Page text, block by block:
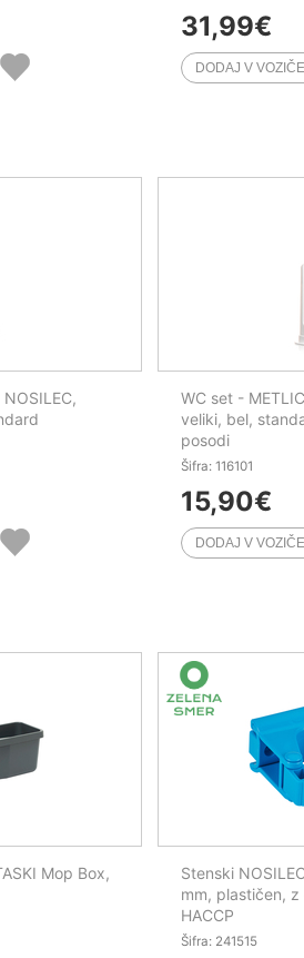
31,99€
WC set -
veliki, bel,
posodi
Šifra: 116101
15,90€
Mop Box,
Stenski
mm, plastičen, z
HACCP
Šifra: 241515